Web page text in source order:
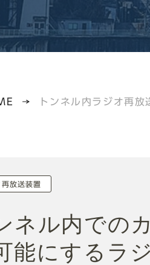
トンネル内ラジオ再放
再放送装置
ネル内での
能にするラ